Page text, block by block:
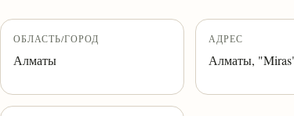
ОБЛАСТЬ/ГОРОД
Алматы
АДРЕС
Алматы,